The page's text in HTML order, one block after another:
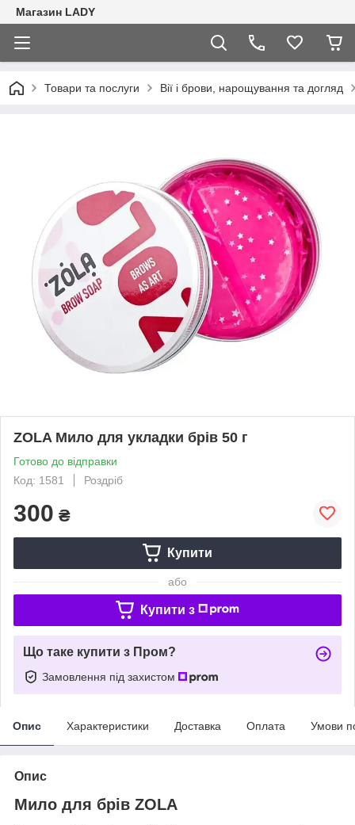
Магазин LADY
Товари та послуги Вії і брови, нарощування та догляд
ZOLA Мило для укладки брів 50 г
Готово до відправки
Код: 1581
Роздріб
300 ₴
Купити
або
Купити з
Що таке купити з Пром?
Замовлення під захистом
Опис Характеристики Доставка Оплата Умови
Опис
Мило для брів ZOLA